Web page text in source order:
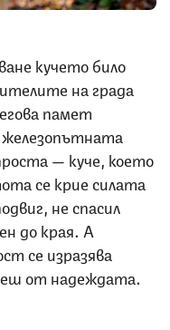
кучето било
на града
памет
железопътната
— куче, което
се крие силата
не спасил
до края. А
се изразява
от надеждата.